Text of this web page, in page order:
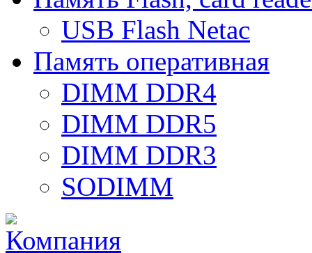
USB Flash Netac
Память оперативная
DIMM DDR4
DIMM DDR5
DIMM DDR3
SODIMM